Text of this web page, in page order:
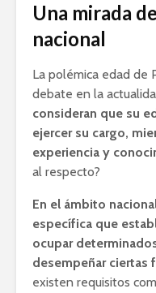
Una mirada
nacional
La polémica edad de
debate en la
consideran que su
ejercer su cargo,
experiencia y
al respecto?
En el ámbito
específica que
ocupar
desempeñar ciertas
existen requisitos